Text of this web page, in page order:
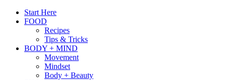
Start Here
FOOD
Recipes
Tips & Tricks
BODY + MIND
Movement
Mindset
Body + Beauty